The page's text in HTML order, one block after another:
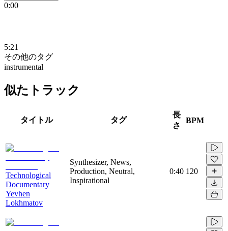
0:00
5:21
その他のタグ
instrumental
似たトラック
タイトル タグ
長
さ
BPM
Technological
Documentary
Yevhen
Lokhmatov
Synthesizer, News,
Production, Neutral,
Inspirational
0:40 120